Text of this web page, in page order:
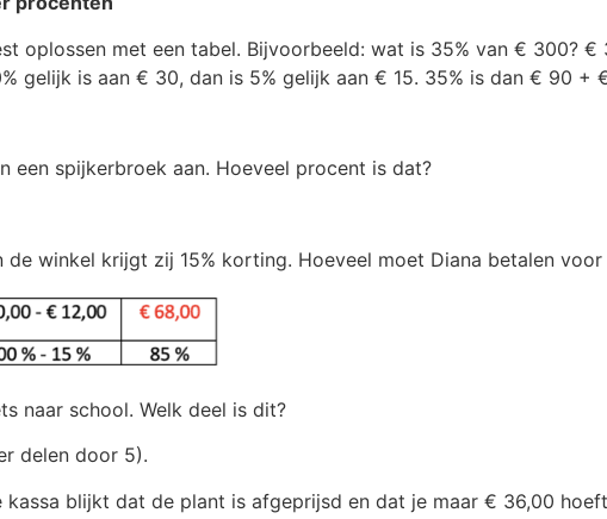
oplossen met een tabel. Bijvoorbeeld: wat is 35% van € 300? €
gelijk is aan € 30, dan is 5% gelijk aan € 15. 35% is dan € 90 +
spijkerbroek aan. Hoeveel procent is dat?
winkel krijgt zij 15% korting. Hoeveel moet Diana betalen voor
naar school. Welk deel is dit?
delen door 5).
blijkt dat de plant is afgeprijsd en dat je maar € 36,00